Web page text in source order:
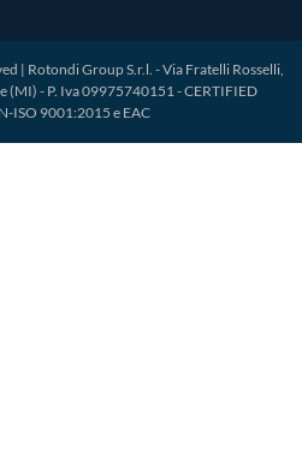
| Rotondi Group S.r.l. - Via Fratelli Rosselli,
(MI) - P. Iva 09975740151 - CERTIFIED
ISO 9001:2015 e EAC